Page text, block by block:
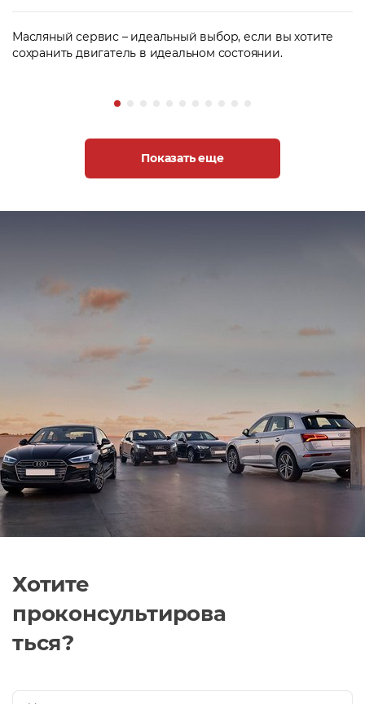
Масляный сервис – идеальный выбор, если вы хотите
сохранить двигатель в идеальном состоянии.
Показать еще
Хотите
проконсультирова
ться?